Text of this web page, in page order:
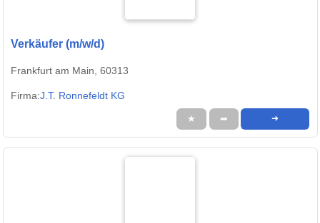
Verkäufer (m/w/d)
Frankfurt am Main, 60313
Firma:J.T. Ronnefeldt KG
★ ➦ ➜